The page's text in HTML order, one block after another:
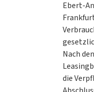
deutschlandweit für 399 €
Ebert-
Nach den
die